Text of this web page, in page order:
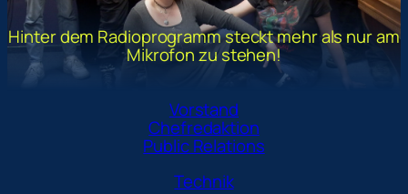
Hinter dem Radioprogramm steckt mehr als nur am
Mikrofon zu stehen!
Vorstand
Chefredaktion
Public Relations
Technik